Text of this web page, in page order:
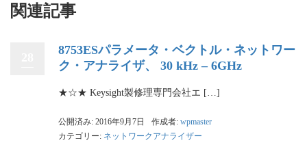
関連記事
8753ESパラメータ・ベクトル・ネットワー
ク・アナライザ、 30 kHz – 6GHz
★☆★ Keysight製修理専門会社エ […]
公開済み: 2016年9月7日 作成者: wpmaster
カテゴリー: ネットワークアナライザー